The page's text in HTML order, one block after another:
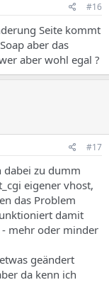
#16
Seite kommt
aber das
aber wohl egal ?
#17
dabei zu dumm
eigener vhost,
das Problem
damit
mehr oder minder
geändert
da kenn ich